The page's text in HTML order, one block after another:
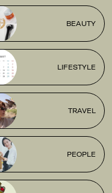
BEAUTY
LIFESTYLE
TRAVEL
PEOPLE